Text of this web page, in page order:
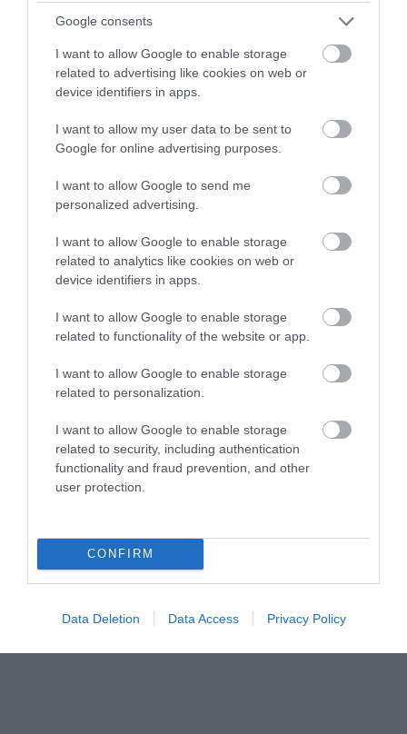
Google consents
I want to allow Google to enable storage
related to advertising like cookies on web or
device identifiers in apps.
I want to allow my user data to be sent to
Google for online advertising purposes.
I want to allow Google to send me
personalized advertising.
I want to allow Google to enable storage
related to analytics like cookies on web or
device identifiers in apps.
I want to allow Google to enable storage
related to functionality of the website or app.
I want to allow Google to enable storage
related to personalization.
I want to allow Google to enable storage
related to security, including authentication
functionality and fraud prevention, and other
user protection.
CONFIRM
Data Deletion Data Access Privacy Policy